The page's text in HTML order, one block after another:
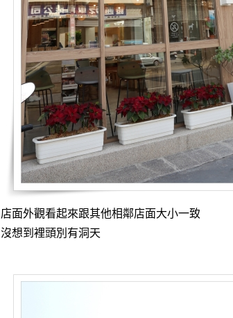
店面外觀看起來跟其他相鄰店面大小一致
沒想到裡頭別有洞天